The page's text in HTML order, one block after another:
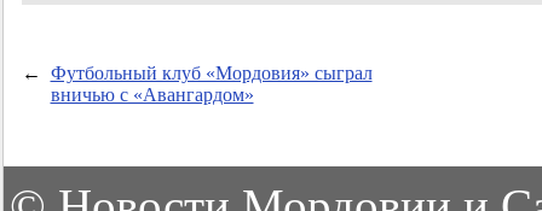
←
Футбольный клуб «Мордовия» сыграл
вничью с «Авангардом»